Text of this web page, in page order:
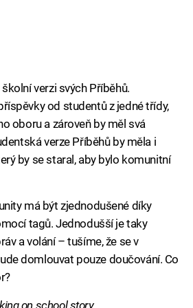
verzi svých Příběhů.
od studentů z jedné třídy,
oboru a zároveň by měl svá
verze Příběhů by měla i
by se staral, aby bylo komunitní
má být zjednodušené díky
tagů. Jednodušší je taky
a volání – tušíme, že se v
domlouvat pouze doučování. Co